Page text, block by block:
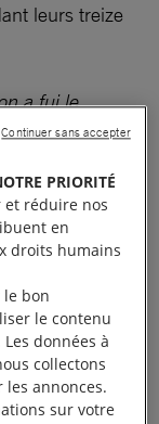
leurs treize
a fui le
En avril
en Italie. Là,
une
Turin. La
de Fatima
les
n’ont pas le
PRIORITÉ
et réduire nos
en
droits humains
le bon
le contenu
données à
collectons
annonces.
sur votre
Continuer sans accepter